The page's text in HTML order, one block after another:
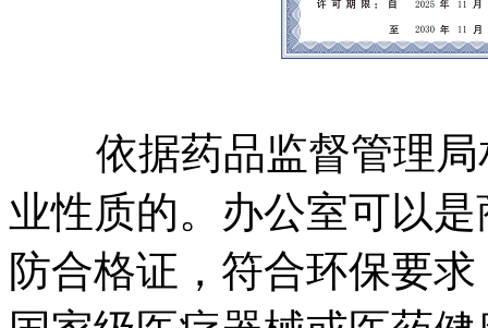
依据药品监督管理局
业性质的。办公室可以
防合格证，符合环保要